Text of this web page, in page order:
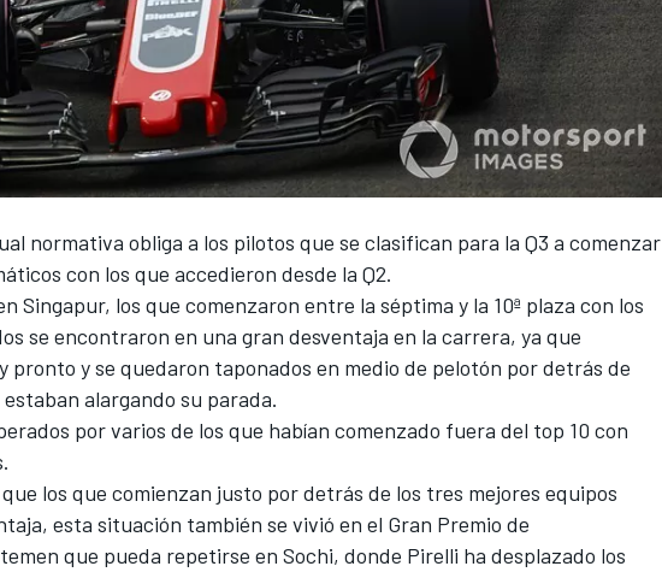
normativa obliga a los pilotos que se clasifican para la Q3 a comenzar
con los que accedieron desde la Q2.
Singapur, los que comenzaron entre la séptima y la 10ª plaza con los
se encontraron en una gran desventaja en la carrera, ya que
pronto y se quedaron taponados en medio de pelotón por detrás de
alargando su parada.
por varios de los que habían comenzado fuera del top 10 con
los que comienzan justo por detrás de los tres mejores equipos
esta situación también se vivió en el Gran Premio de
que pueda repetirse en Sochi, donde Pirelli ha desplazado los